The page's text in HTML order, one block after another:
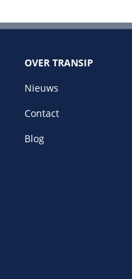
OVER TRANSIP
Nieuws
Contact
Blog